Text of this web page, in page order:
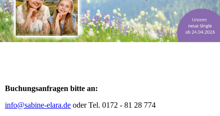
Buchungsanfragen bitte an:
info@sabine-elara.de oder Tel. 0172 - 81 28 774